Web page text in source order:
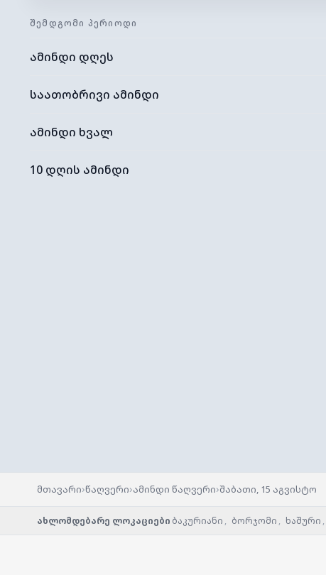
ᲨᲔᲛᲓᲒᲝᲛᲘ ᲞᲔᲠᲘᲝᲓᲘ
ამინდი დღეს
საათობრივი ამინდი
ამინდი ხვალ
10 დღის ამინდი
მთავარი›წაღვერი›ამინდი წაღვერი›შაბათი, 15 აგვისტო
ახლომდებარე ლოკაციები ბაკურიანი , ბორჯომი , ხაშური ,